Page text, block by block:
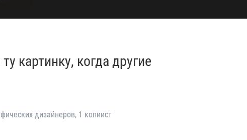
картинку, когда другие
дизайнеров, 1 копиист